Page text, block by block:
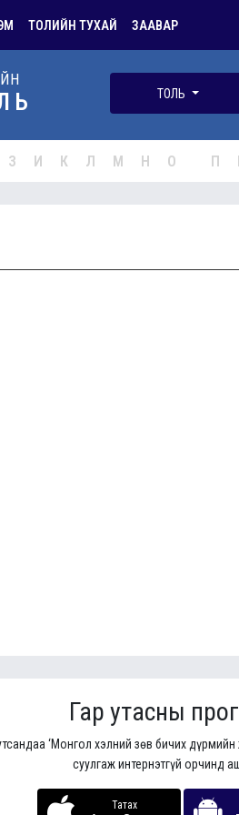
ТОЛИЙН ТУХАЙ ЗААВАР
ТОЛЬ
З И К Л М Н О П
Гар утасны
‘Монгол хэлний зөв бичих
суулгаж интернэтгүй орчинд
Татах